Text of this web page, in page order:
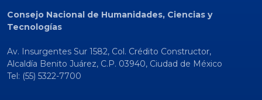
Consejo Nacional de Humanidades, Ciencias y
Tecnologías
Av. Insurgentes Sur 1582, Col. Crédito Constructor,
Alcaldía Benito Juárez, C.P. 03940, Ciudad de México
Tel: (55) 5322-7700